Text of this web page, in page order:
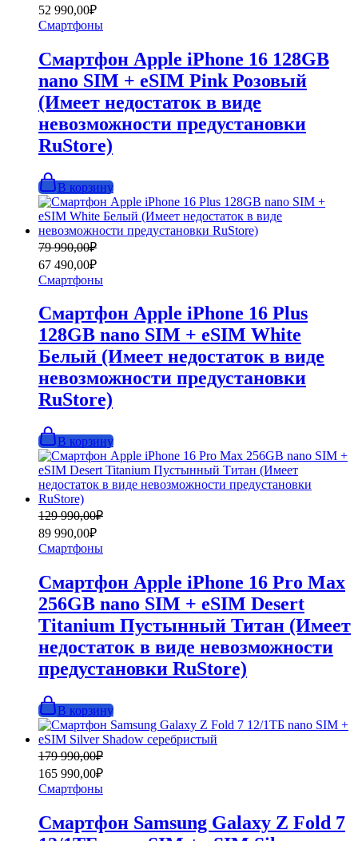
цена
составляла
72
52 990,00₽
цена:
52
990,00₽.
Смартфоны
Смартфон Apple iPhone 16 128GB
nano SIM + eSIM Pink Розовый
(Имеет недостаток в виде
невозможности предустановки
RuStore)
В корзину
79 990,00₽
Первоначальная
цена
составляла
79
990,00₽.
67 490,00₽
Текущая
цена:
67
490,00₽.
Смартфоны
Смартфон Apple iPhone 16 Plus
128GB nano SIM + eSIM White
Белый (Имеет недостаток в виде
невозможности предустановки
RuStore)
В корзину
129 990,00₽
Первоначальная
цена
составляла
129
89 990,00₽
Текущая
цена:
89
990,00₽.
Смартфоны
Смартфон Apple iPhone 16 Pro Max
256GB nano SIM + eSIM Desert
Titanium Пустынный Титан (Имеет
недостаток в виде невозможности
предустановки RuStore)
В корзину
179 990,00₽
Первоначальная
цена
составляла
179
165 990,00₽
Текущая
цена:
165
990,00₽.
Смартфоны
Смартфон Samsung Galaxy Z Fold 7